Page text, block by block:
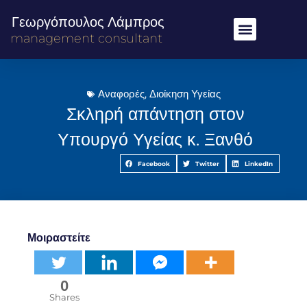
Γεωργόπουλος Λάμπρος
management consultant
Αναφορές, Διοίκηση Υγείας
Σκληρή απάντηση στον
Υπουργό Υγείας κ. Ξανθό
Facebook Twitter LinkedIn
Μοιραστείτε
0
Shares